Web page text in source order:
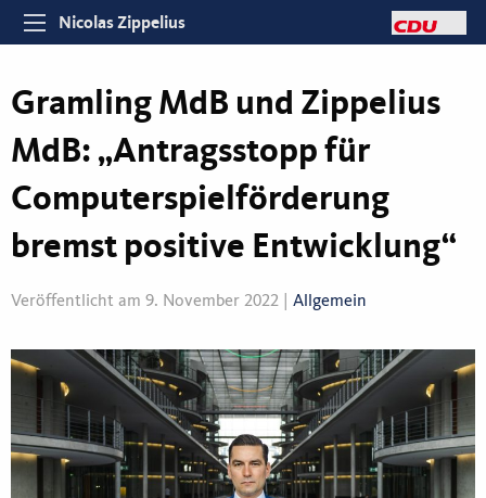
Nicolas Zippelius
Gramling MdB und Zippelius
MdB: „Antragsstopp für
Computerspielförderung
bremst positive Entwicklung“
Veröffentlicht am 9. November 2022 | Allgemein